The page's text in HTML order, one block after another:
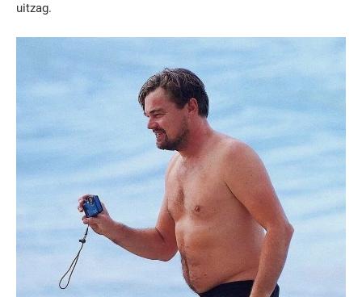
uitzag.